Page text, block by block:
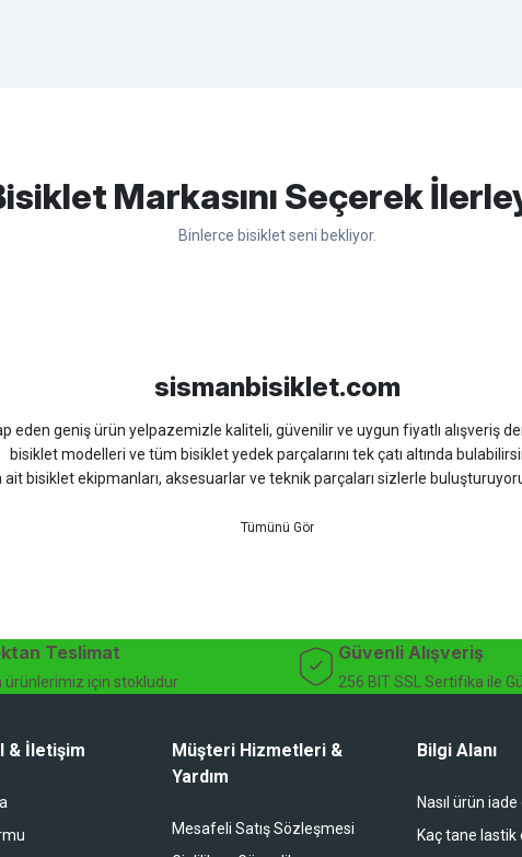
duruyor koltuk zaten full konfor
Markasını Seçerek
Binlerce bisiklet seni bekliyor.
sismanbisiklet.com
eden geniş ürün yelpazemizle kaliteli, güvenilir ve uygun fiyatlı alışveriş
bisiklet modelleri ve tüm bisiklet yedek parçalarını tek çatı altında
bisiklet ekipmanları, aksesuarlar ve teknik parçaları sizlerle
teknik destek ve müşteri memnuniyeti odaklı hizmet anlayışımız
Teslimat
ürünlerimiz için stokludur
Güvenli Alışveriş
256 BIT SSL Sertifika ile
& İletişim
Müşteri Hizmetleri &
Yardım
Mesafeli Satış Sözleşmesi
Bilgi Alanı
Nasıl ürün
Kaç tane lastik